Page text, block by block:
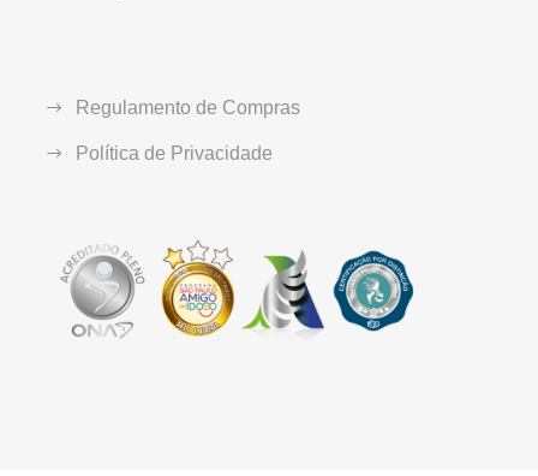
Regulamento de Compras
Política de Privacidade